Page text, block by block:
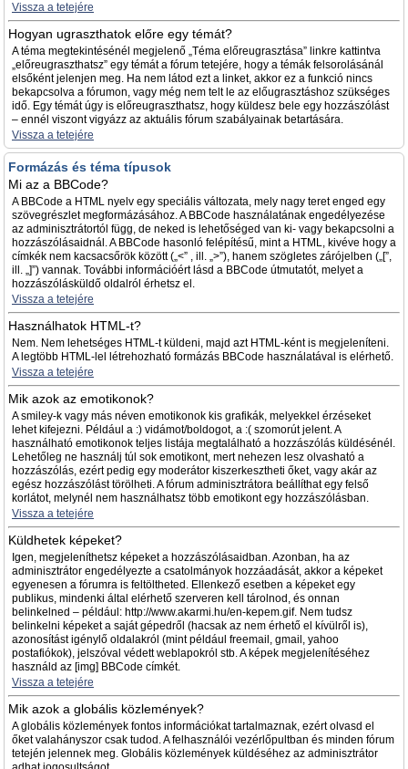
Vissza a tetejére
Hogyan ugraszthatok előre egy témát?
A téma megtekintésénél megjelenő „Téma előreugrasztása” linkre kattintva
„előreugraszthatsz” egy témát a fórum tetejére, hogy a témák felsorolásánál
elsőként jelenjen meg. Ha nem látod ezt a linket, akkor ez a funkció nincs
bekapcsolva a fórumon, vagy még nem telt le az előugrasztáshoz szükséges
idő. Egy témát úgy is előreugraszthatsz, hogy küldesz bele egy hozzászólást
– ennél viszont vigyázz az aktuális fórum szabályainak betartására.
Vissza a tetejére
Formázás és téma típusok
Mi az a BBCode?
A BBCode a HTML nyelv egy speciális változata, mely nagy teret enged egy
szövegrészlet megformázásához. A BBCode használatának engedélyezése
az adminisztrátortól függ, de neked is lehetőséged van ki- vagy bekapcsolni a
hozzászólásaidnál. A BBCode hasonló felépítésű, mint a HTML, kivéve hogy a
címkék nem kacsacsőrök között („<” , ill. „>”), hanem szögletes zárójelben („[”,
ill. „]”) vannak. További információért lásd a BBCode útmutatót, melyet a
hozzászólásküldő oldalról érhetsz el.
Vissza a tetejére
Használhatok HTML-t?
Nem. Nem lehetséges HTML-t küldeni, majd azt HTML-ként is megjeleníteni.
A legtöbb HTML-lel létrehozható formázás BBCode használatával is elérhető.
Vissza a tetejére
Mik azok az emotikonok?
A smiley-k vagy más néven emotikonok kis grafikák, melyekkel érzéseket
lehet kifejezni. Például a :) vidámot/boldogot, a :( szomorút jelent. A
használható emotikonok teljes listája megtalálható a hozzászólás küldésénél.
Lehetőleg ne használj túl sok emotikont, mert nehezen lesz olvasható a
hozzászólás, ezért pedig egy moderátor kiszerkesztheti őket, vagy akár az
egész hozzászólást törölheti. A fórum adminisztrátora beállíthat egy felső
korlátot, melynél nem használhatsz több emotikont egy hozzászólásban.
Vissza a tetejére
Küldhetek képeket?
Igen, megjeleníthetsz képeket a hozzászólásaidban. Azonban, ha az
adminisztrátor engedélyezte a csatolmányok hozzáadását, akkor a képeket
egyenesen a fórumra is feltöltheted. Ellenkező esetben a képeket egy
publikus, mindenki által elérhető szerveren kell tárolnod, és onnan
belinkelned – például: http://www.akarmi.hu/en-kepem.gif. Nem tudsz
belinkelni képeket a saját gépedről (hacsak az nem érhető el kívülről is),
azonosítást igénylő oldalakról (mint például freemail, gmail, yahoo
postafiókok), jelszóval védett weblapokról stb. A képek megjelenítéséhez
használd az [img] BBCode címkét.
Vissza a tetejére
Mik azok a globális közlemények?
A globális közlemények fontos információkat tartalmaznak, ezért olvasd el
őket valahányszor csak tudod. A felhasználói vezérlőpultban és minden fórum
tetején jelennek meg. Globális közlemények küldéséhez az adminisztrátor